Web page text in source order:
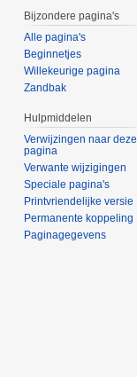
Bijzondere pagina's
Alle pagina's
Beginnetjes
Willekeurige pagina
Zandbak
Hulpmiddelen
Verwijzingen naar deze
pagina
Verwante wijzigingen
Speciale pagina's
Printvriendelijke versie
Permanente koppeling
Paginagegevens